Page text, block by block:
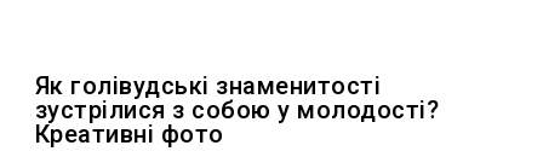
Як голівудські знаменитості
зустрілися з собою у молодості?
Креативні фото